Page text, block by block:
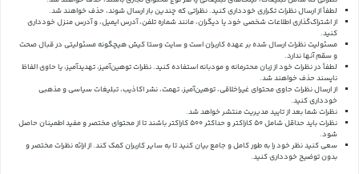
لطفاً از ارسال نظرات تکراری خودداری کنید. نظراتی که چندین بار ارسال شوند، حذف خواهند شد.
از اشتراک‌گذاری اطلاعات شخصی خود یا دیگران، مانند شماره تلفن، آدرس ایمیل، و آدرس منزل خودداری
کنید.
مسئولیت نظرات ارسال شده بر عهده کاربران است و سایت وستا کیش هیچگونه مسئولیتی در قبال صحت
و سقم آنها ندارد.
لطفاً در نظرات خود از زبان محترمانه و مودبانه استفاده کنید. نظرات توهین‌آمیز، تهدیدآمیز، یا حاوی الفاظ
ناپسند حذف خواهند شد.
از ارسال نظرات حاوی محتوای غیراخلاقی، توهین‌آمیز، تهمت، نشر اکاذیب، تبلیغات سیاسی و مذهبی
خودداری کنید.
نظرات شما بعد از تایید مدیریت منتشر خواهد شد.
نظرات باید حداقل شامل 50 کاراکتر و حداکثر 500 کاراکتر باشند تا از محتوای مختصر و مفید اطمینان حاصل
شود.
سعی کنید نظر خود را به طور کامل و جامع بیان کنید تا به سایر کاربران کمک کند.از ارائه نظرات مختصر و
بدون توضیح خودداری کنید.